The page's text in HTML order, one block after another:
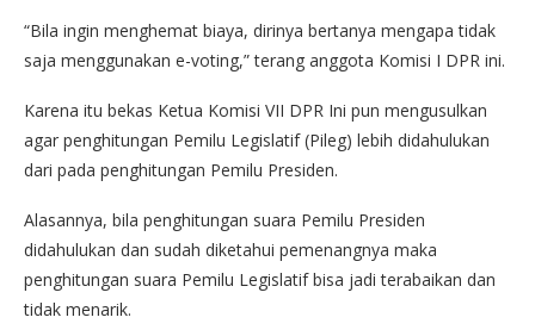
“Bila ingin menghemat biaya, dirinya bertanya mengapa tidak
saja menggunakan e-voting,” terang anggota Komisi I DPR ini.
Karena itu bekas Ketua Komisi VII DPR Ini pun mengusulkan
agar penghitungan Pemilu Legislatif (Pileg) lebih didahulukan
dari pada penghitungan Pemilu Presiden.
Alasannya, bila penghitungan suara Pemilu Presiden
didahulukan dan sudah diketahui pemenangnya maka
penghitungan suara Pemilu Legislatif bisa jadi terabaikan dan
tidak menarik.